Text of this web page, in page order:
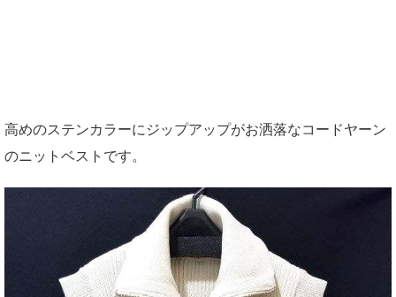
高めのステンカラーにジップアップがお洒落なコードヤーン
のニットベストです。